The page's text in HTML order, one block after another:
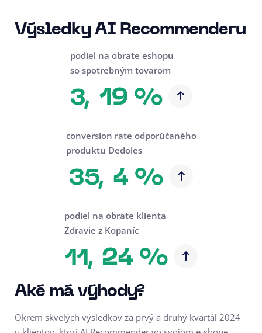
Výsledky AI Recommenderu
3, 19 %
podiel na obrate eshopu
so spotrebným tovarom
35, 4 %
conversion rate odporúčaného
produktu Dedoles
11, 24 %
podiel na obrate klienta
Zdravie z Kopaníc
Aké má výhody?
Okrem skvelých výsledkov za prvý a druhý kvartál 2024